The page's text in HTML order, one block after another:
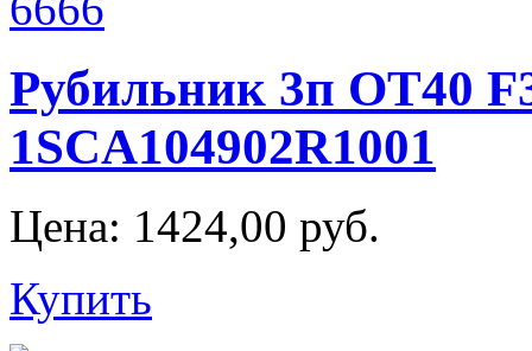
Рубильник 3п OT40
1SCA104902R1001
Цена: 1424,00 руб.
Купить